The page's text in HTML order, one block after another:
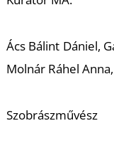
Ács Bálint Dániel,
Molnár Ráhel
Szobrászművész